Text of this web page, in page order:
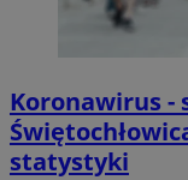
Koronawirus -
statystyki